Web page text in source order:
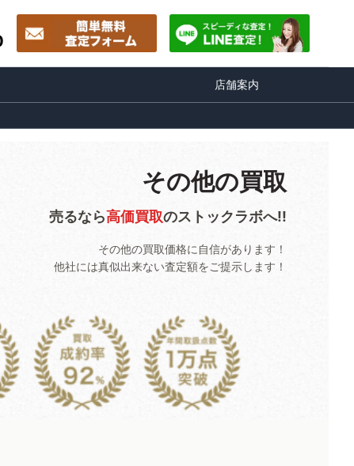
店舗案内
その他の買取
売るなら高価買取のストックラボへ!!
その他の買取価格に自信があります！
他社には真似出来ない査定額をご提示します！